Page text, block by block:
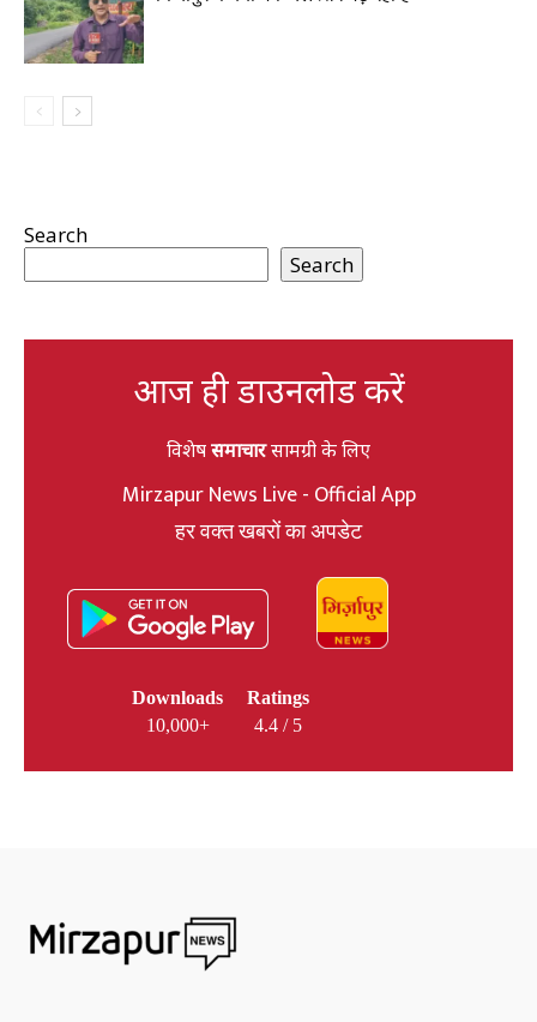
Search
Search
आज ही डाउनलोड करें
विशेषसमाचारसामग्री के लिए
Mirzapur News Live - Official App
हर वक्त खबरों का अपडेट
Downloads
10,000+
Ratings
4.4 / 5